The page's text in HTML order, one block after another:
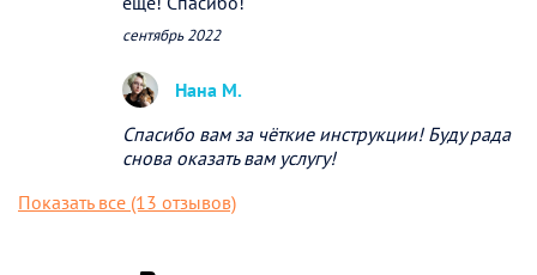
сентябрь 2022
Нана М.
Спасибо вам за чёткие инструкции! Буду рада
снова оказать вам услугу!
Показать все (13 отзывов)